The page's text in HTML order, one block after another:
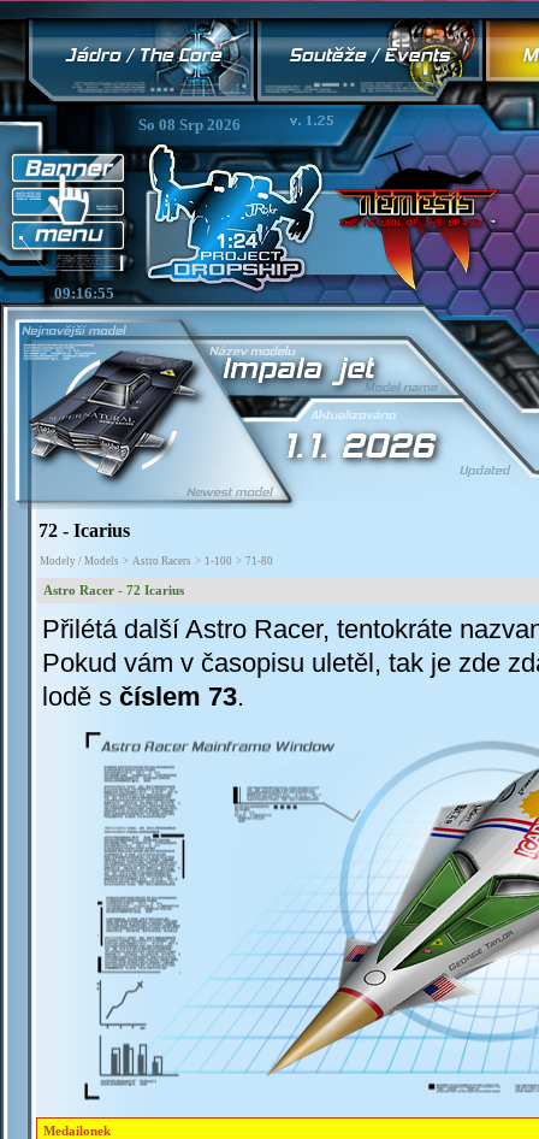
09:16:55
So 08 Srp 2026
72 - Icarius
Modely / Models > Astro Racers > 1-100 > 71-80
Astro Racer - 72 Icarius
Přilétá další Astro Racer, tentokráte
Pokud vám v časopisu uletěl, tak je zde
lodě s číslem 73.
Medailonek